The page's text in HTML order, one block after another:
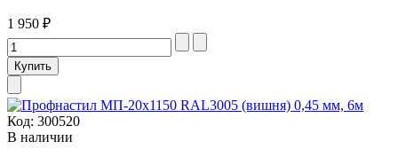
1 950 ₽
Код: 300520
В наличии